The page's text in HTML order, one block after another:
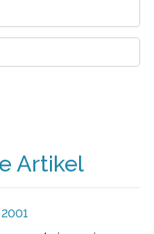
Artikel
2001